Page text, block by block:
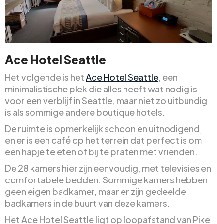
Ace Hotel Seattle
Het volgende is hetAce Hotel Seattle, een
minimalistische plek die alles heeft wat nodig is
voor een verblijf in Seattle, maar niet zo uitbundig
is als sommige andere boutique hotels.
De ruimte is opmerkelijk schoon en uitnodigend,
en er is een café op het terrein dat perfect is om
een hapje te eten of bij te praten met vrienden.
De 28 kamers hier zijn eenvoudig, met televisies en
comfortabele bedden. Sommige kamers hebben
geen eigen badkamer, maar er zijn gedeelde
badkamers in de buurt van deze kamers.
Het Ace Hotel Seattle ligt op loopafstand van Pike